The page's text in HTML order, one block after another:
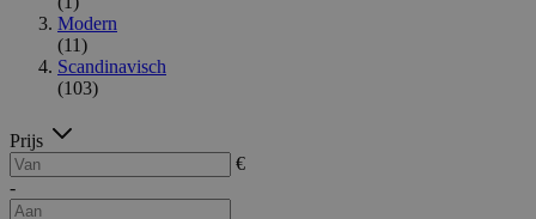
Modern
(11)
Scandinavisch
(103)
Prijs
€
-